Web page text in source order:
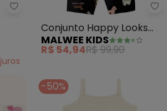
Carinhoso - Conjunto Body
juros
Conjunto Happy Looks
Good On Me (Off White)
MALWEE KIDS
R$ 54,94R$ 99,90
-50%